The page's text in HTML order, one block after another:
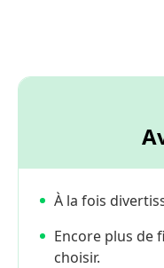
À la fois
Encore plus de
choisir.